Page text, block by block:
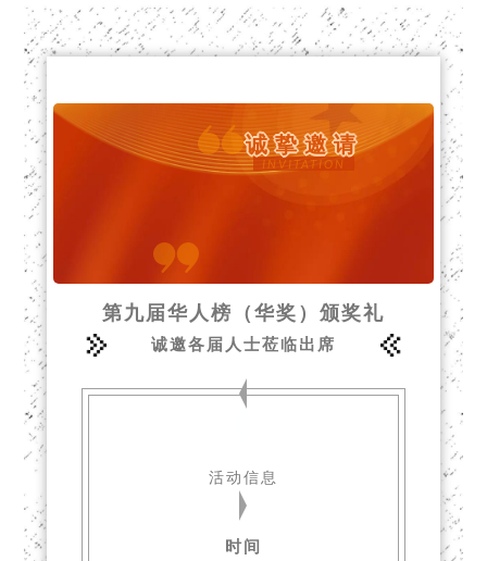
诚挚邀请
INVITATION
第九届华人榜（华奖）颁奖礼
诚邀各届人士莅临出席
活动信息
时间